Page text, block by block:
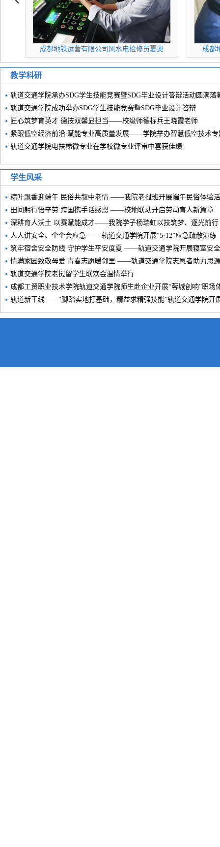
风水电检修员夏奥 成都地铁运营有限公司乘务(司机)吴宇豪
教学科研
轨道交通学院承办SDG学生技能竞赛暨SDG毕业设计答辩活动圆满落
轨道交通学院成功举办SDG学生技能竞赛暨SDG毕业设计答辩
匠心筑梦育英才 德技双馨显担当——校级师德标兵王晓霞老师
紧跟低空经济前沿 赋能专业高质量发展——学院举办智慧低空技术专
轨道交通学院电扶梯微专业在学校微专业评审中喜获佳绩
学生风采
粽叶飘香迎端午 民俗共叙中老情 ——我院老挝班开展端午民俗体验
田间躬行悟辛劳 跨国携手话感恩 ——校地联动开启劳动育人新篇章
深耕育人沃土 以赛赋能成才——我院学子杨瑞虹以技筑梦、逐光前行
人人讲安全、个个会应急 ——轨道交通学院开展“5·12”应急疏散演练
筑牢宿舍安全防线 守护学生平安度夏 ——轨道交通学院开展寝室安
情满家园致敬母爱 青春志愿暖邻里 ——轨道交通学院志愿者助力思
轨道交通学院老挝留学生联欢会温情举行
成都工贸职业技术学院轨道交通学院师生赴企业开展“蓉城创响”职场
轨道新干线——“脚踏实地打基础，精益求精强技能”轨道交通学院开